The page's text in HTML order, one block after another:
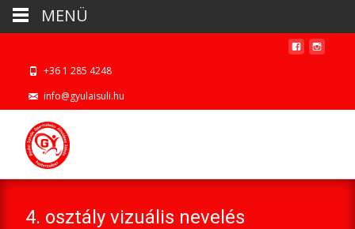
+36 1 285 4248
info@gyulaisuli.hu
4. osztály vizuális nevelés
MENÜ